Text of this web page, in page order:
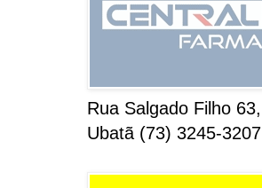
Rua Salgado Filho 63,
Ubatã (73) 3245-3207